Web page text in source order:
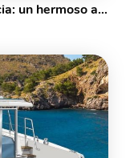
Alquile un velero en Bibinje, Croacia: un hermoso alquiler de yates para hasta 8 personas.